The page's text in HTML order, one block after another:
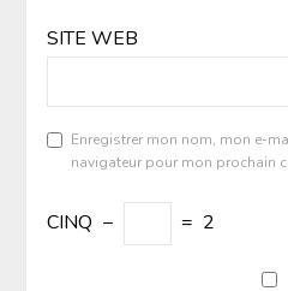
SITE WEB
Enregistrer mon nom, mon e-
navigateur pour mon prochain
CINQ − = 2